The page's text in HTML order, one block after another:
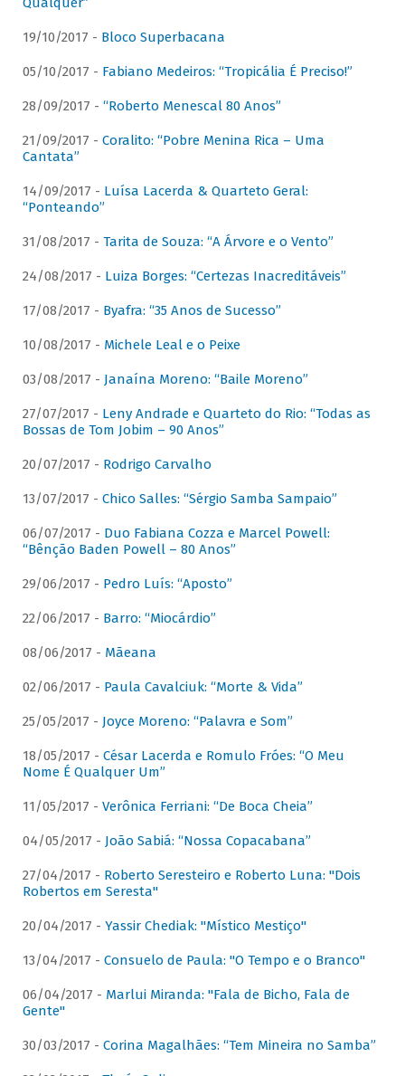
19/10/2017 - Bloco Superbacana
05/10/2017 - Fabiano Medeiros: “Tropicália É Preciso!”
28/09/2017 - “Roberto Menescal 80 Anos”
21/09/2017 - Coralito: “Pobre Menina Rica – Uma
Cantata”
14/09/2017 - Luísa Lacerda & Quarteto Geral:
“Ponteando”
31/08/2017 - Tarita de Souza: “A Árvore e o Vento”
24/08/2017 - Luiza Borges: “Certezas Inacreditáveis”
17/08/2017 - Byafra: “35 Anos de Sucesso”
10/08/2017 - Michele Leal e o Peixe
03/08/2017 - Janaína Moreno: “Baile Moreno”
27/07/2017 - Leny Andrade e Quarteto do Rio: “Todas as
Bossas de Tom Jobim – 90 Anos”
20/07/2017 - Rodrigo Carvalho
13/07/2017 - Chico Salles: “Sérgio Samba Sampaio”
06/07/2017 - Duo Fabiana Cozza e Marcel Powell:
“Bênção Baden Powell – 80 Anos”
29/06/2017 - Pedro Luís: “Aposto”
22/06/2017 - Barro: “Miocárdio”
08/06/2017 - Mãeana
02/06/2017 - Paula Cavalciuk: “Morte & Vida”
25/05/2017 - Joyce Moreno: “Palavra e Som”
18/05/2017 - César Lacerda e Romulo Fróes: “O Meu
Nome É Qualquer Um”
11/05/2017 - Verônica Ferriani: “De Boca Cheia”
04/05/2017 - João Sabiá: “Nossa Copacabana”
27/04/2017 - Roberto Seresteiro e Roberto Luna: "Dois
Robertos em Seresta"
20/04/2017 - Yassir Chediak: "Místico Mestiço"
13/04/2017 - Consuelo de Paula: "O Tempo e o Branco"
06/04/2017 - Marlui Miranda: "Fala de Bicho, Fala de
Gente"
30/03/2017 - Corina Magalhães: “Tem Mineira no Samba”